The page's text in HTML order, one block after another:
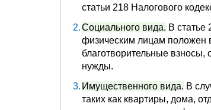
статьи 218 Налогового
Социального вида. В статье
физическим лицам положен
благотворительные взносы,
нужды.
Имущественного вида. В
таких как квартиры, дома,